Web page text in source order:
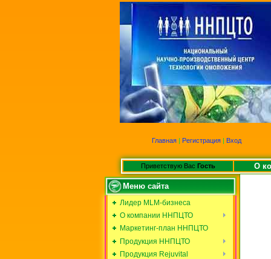
Главная | Регистрация | Вход
Приветствую Вас Гость О
Меню сайта
Лидер MLM-бизнеса
О компании ННПЦТО
Маркетинг-план ННПЦТО
Продукция ННПЦТО
Продукция Rejuvital